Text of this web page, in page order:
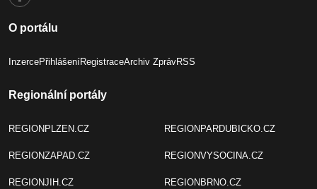
O portálu
InzercePřihlášeníRegistraceArchiv ZprávRSS
Regionální portály
REGIONPLZEN.CZ
REGIONZAPAD.CZ
REGIONJIH.CZ
REGIONPARDUBICKO.CZ
REGIONVYSOCINA.CZ
REGIONBRNO.CZ